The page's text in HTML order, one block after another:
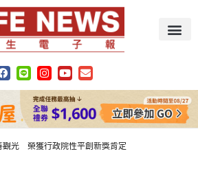
觀光 榮獲行政院性平創新獎肯定